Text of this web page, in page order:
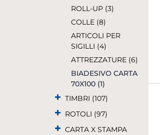
ROLL-UP (3)
COLLE (8)
ARTICOLI PER
SIGILLI (4)
ATTREZZATURE (6)
BIADESIVO CARTA
70X100 (1)
TIMBRI (107)
ROTOLI (97)
CARTA X STAMPA